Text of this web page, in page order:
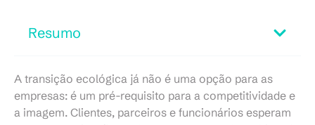
Resumo
A transição ecológica já não é uma opção para as
empresas: é um pré-requisito para a competitividade e
a imagem. Clientes, parceiros e funcionários esperam